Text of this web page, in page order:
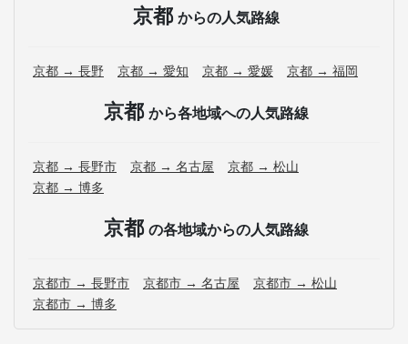
京都 からの人気路線
京都 → 長野 京都 → 愛知 京都 → 愛媛 京都 → 福岡
京都 から各地域への人気路線
京都 → 長野市 京都 → 名古屋
京都 → 松山
京都 → 博多
京都 の各地域からの人気路線
京都市 → 長野市 京都市 → 名古屋
京都市 → 松山
京都市 → 博多